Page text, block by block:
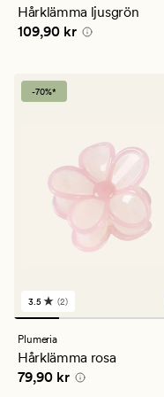
ett
genomsnittligt
betyg
Hårklämma ljusgrön
Pris 109,90 kr
109,90 kr
-70%*
2
omdömen
med
ett
genomsnittligt
betyg
3.5 (2)
Plumeria
Hårklämma rosa
Pris 79,90 kr
79,90 kr